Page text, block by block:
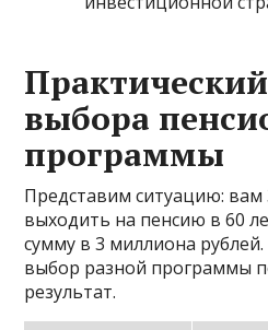
выбора
программы
Представим ситуацию: вам
выходить на пенсию в 60
сумму в 3 миллиона
выбор разной программы
результат.